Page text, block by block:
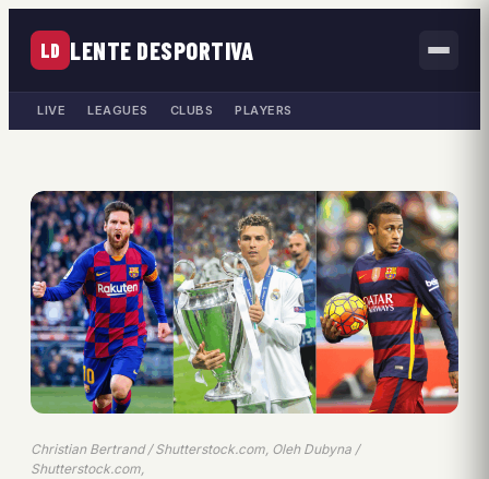
LD LENTE DESPORTIVA
LIVE LEAGUES CLUBS PLAYERS
Christian Bertrand / Shutterstock.com, Oleh Dubyna /
Shutterstock.com,